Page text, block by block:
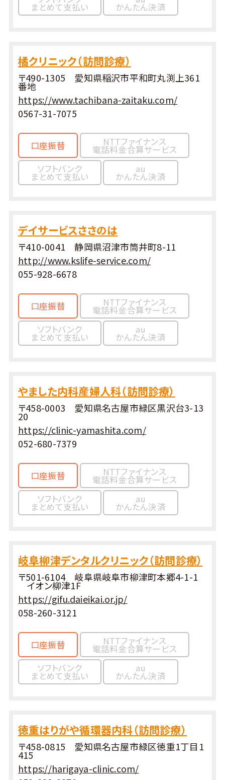
まとめて支払い かんたん決済
橘クリニック（訪問診療）
〒490-1305 愛知県稲沢市平和町丸渕上361
番地
https://www.tachibana-zaitaku.com/
0567-31-7075
口座振替 NTTファイナンス
電話料金合算サービス
ソフトバンク
まとめて支払い
au
かんたん決済
デイサービスささのは
〒410-0041 静岡県沼津市筒井町8-11
http://www.kslife-service.com/
055-928-6678
口座振替 NTTファイナンス
電話料金合算サービス
ソフトバンク
まとめて支払い
au
かんたん決済
やました内科産婦人科（訪問診療）
〒458-0003 愛知県名古屋市緑区黒沢台3-13
20
https://clinic-yamashita.com/
052-680-7379
口座振替 NTTファイナンス
電話料金合算サービス
ソフトバンク
まとめて支払い
au
かんたん決済
岐阜柳津デンタルクリニック（訪問診療）
〒501-6104 岐阜県岐阜市柳津町本郷4-1-1
イオン柳津1F
https://gifu.daieikai.or.jp/
058-260-3121
口座振替 NTTファイナンス
電話料金合算サービス
ソフトバンク
まとめて支払い
au
かんたん決済
徳重はりがや循環器内科（訪問診療）
〒458-0815 愛知県名古屋市緑区徳重1丁目1
415
https://harigaya-clinic.com/